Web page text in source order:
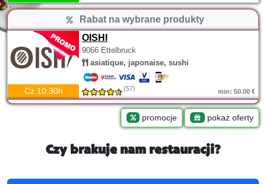
Rabat na wybrane produkty
OISHI
9066 Ettelbruck
asiatique, japonaise, sushi
Cz 10:30h (57) min: 50.00 €
promocje pokaż oferty
Czy brakuje nam restauracji?